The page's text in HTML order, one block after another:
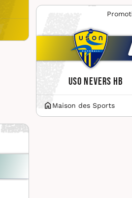
USO Nevers HB
Maison des Sports